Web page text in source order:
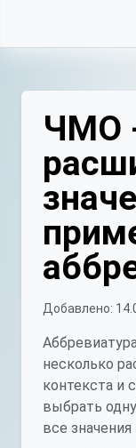
ЧМО
Добавлено:
несколько
контекста и
выбрать
все